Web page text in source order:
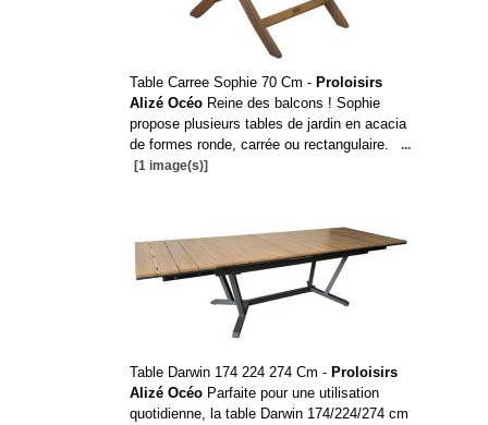
Table Carree Sophie 70 Cm - Proloisirs
Alizé OcéoReine des balcons ! Sophie
propose plusieurs tables de jardin en acacia
de formes ronde, carrée ou rectangulaire.
...
[1 image(s)]
Table Darwin 174 224 274 Cm - Proloisirs
Alizé OcéoParfaite pour une utilisation
quotidienne, la table Darwin 174/224/274 cm